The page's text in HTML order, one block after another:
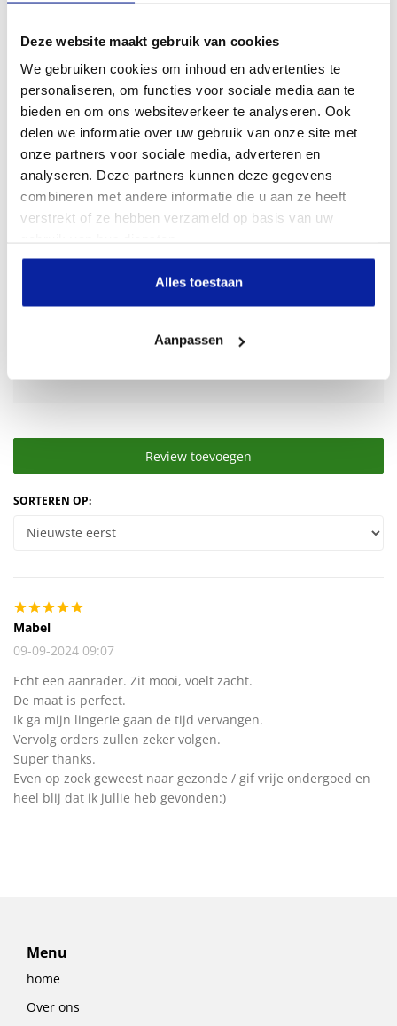
Deze website maakt gebruik van cookies
We gebruiken cookies om inhoud en advertenties te
personaliseren, om functies voor sociale media aan te
bieden en om ons websiteverkeer te analyseren. Ook
delen we informatie over uw gebruik van onze site met
onze partners voor sociale media, adverteren en
analyseren. Deze partners kunnen deze gegevens
combineren met andere informatie die u aan ze heeft
verstrekt of ze hebben verzameld op basis van uw
Alles toestaan
Aanpassen
Dit vind je misschien ook leuk
Albero Natur sokken bio-katoen 3 paar - zwart
(1)
€19,95
In winkelmand
Bamboe strings Emma 3-pack - zwart
(3)
€19,95
In winkelmand
Bamboe bh met padding naadloos Fleur zwart
(11)
€19,95
In winkelmand
€ 12,95
Bekijk
Beoordelingen
SORTEREN OP:
Review toevoegen
Mabel
09-09-2024 09:07
Echt een aanrader. Zit mooi, voelt zacht.
De maat is perfect.
Ik ga mijn lingerie gaan de tijd vervangen.
Vervolg orders zullen zeker volgen.
Super thanks.
Even op zoek geweest naar gezonde / gif vrije ondergoed en
heel blij dat ik jullie heb gevonden:)
Menu
home
Over ons